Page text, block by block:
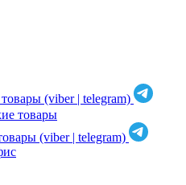
(viber | telegram)
товары
(viber | telegram)